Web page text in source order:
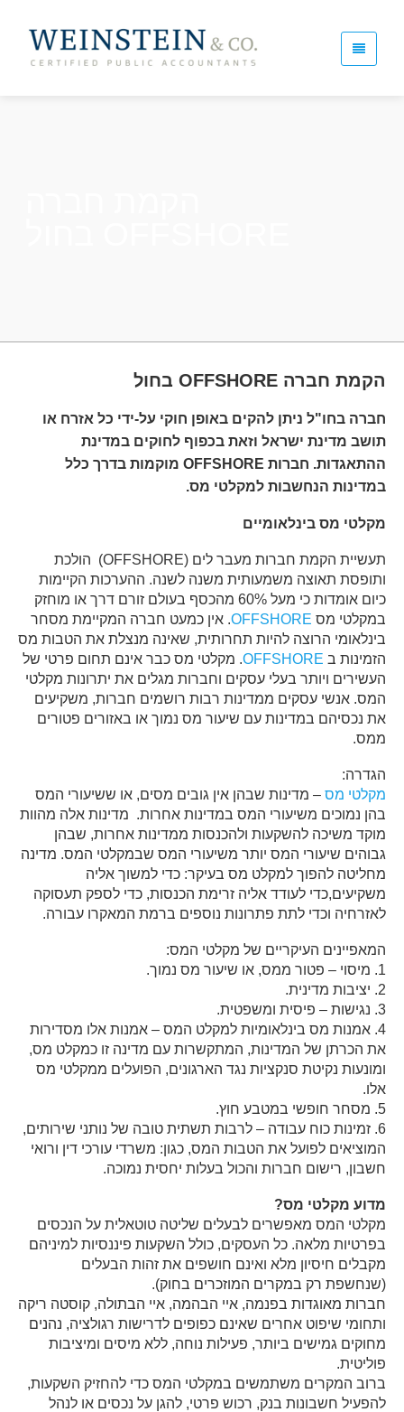
הקמת חברה OFFSHORE בחול
חברה בחו"ל ניתן להקים באופן חוקי על-ידי כל אזרח או
תושב מדינת ישראל וזאת בכפוף לחוקים במדינת
ההתאגדות. חברות OFFSHORE מוקמות בדרך כלל
במדינות הנחשבות למקלטי מס.
מקלטי מס בינלאומיים
תעשיית הקמת חברות מעבר לים (OFFSHORE) הולכת
ותופסת תאוצה משמעותית משנה לשנה. ההערכות הקיימות
כיום אומדות כי מעל 60% מהכסף בעולם זורם דרך או מוחזק
במקלטי מס OFFSHORE. אין כמעט חברה המקיימת מסחר
בינלאומי הרוצה להיות תחרותית, שאינה מנצלת את הטבות מס
הזמינות ב OFFSHORE. מקלטי מס כבר אינם תחום פרטי של
העשירים ויותר בעלי עסקים וחברות מגלים את יתרונות מקלטי
המס. אנשי עסקים ממדינות רבות רושמים חברות, משקיעים
את נכסיהם במדינות עם שיעור מס נמוך או באזורים פטורים
ממס.
הגדרה:
מקלטי מס – מדינות שבהן אין גובים מסים, או ששיעורי המס
בהן נמוכים משיעורי המס במדינות אחרות. מדינות אלה מהוות
מוקד משיכה להשקעות ולהכנסות ממדינות אחרות, שבהן
גבוהים שיעורי המס יותר משיעורי המס שבמקלטי המס. מדינה
מחליטה להפוך למקלט מס בעיקר: כדי למשוך אליה
משקיעים,כדי לעודד אליה זרימת הכנסות, כדי לספק תעסוקה
לאזרחיה וכדי לתת פתרונות נוספים ברמת המאקרו עבורה.
המאפיינים העיקריים של מקלטי המס:
1. מיסוי – פטור ממס, או שיעור מס נמוך.
2. יציבות מדינית.
3. נגישות – פיסית ומשפטית.
4. אמנות מס בינלאומיות למקלט המס – אמנות אלו מסדירות
את הכרתן של המדינות, המתקשרות עם מדינה זו כמקלט מס,
ומונעות נקיטת סנקציות נגד הארגונים, הפועלים ממקלטי מס
אלו.
5. מסחר חופשי במטבע חוץ.
6. זמינות כוח עבודה – לרבות תשתית טובה של נותני שירותים,
המוציאים לפועל את הטבות המס, כגון: משרדי עורכי דין ורואי
חשבון, רישום חברות והכול בעלות יחסית נמוכה.
מדוע מקלטי מס?
מקלטי המס מאפשרים לבעלים שליטה טוטאלית על הנכסים
בפרטיות מלאה. כל העסקים, כולל השקעות פיננסיות למיניהם
מקבלים חיסיון מלא ואינם חושפים את זהות הבעלים
(שנחשפת רק במקרים המוזכרים בחוק).
חברות מאוגדות בפנמה, איי הבהמה, איי הבתולה, קוסטה ריקה
ותחומי שיפוט אחרים שאינם כפופים לדרישות רגולציה, נהנים
מחוקים גמישים ביותר, פעילות נוחה, ללא מיסים ומיציבות
פוליטית.
ברוב המקרים משתמשים במקלטי המס כדי להחזיק השקעות,
להפעיל חשבונות בנק, רכוש פרטי, להגן על נכסים או לנהל